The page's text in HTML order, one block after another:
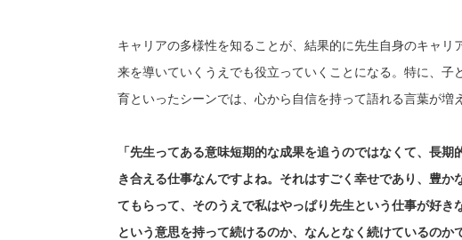
キャリアの多様性を知ることが、結果的に先生自身のキャリ
来を導いていくうえでも役立っていくことになる。特に、子
育といったシーンでは、心から自信を持って語れる言葉が増
「先生ってある意味短期的な成果を追うのではなくて、長
き合える仕事なんですよね。それはすごく幸せであり、豊か
てもらって、そのうえで私はやっぱり先生という仕事が好き
という意思を持って続けるのか、なんとなく続けているのか